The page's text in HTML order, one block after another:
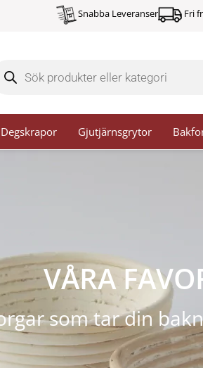
Snabba Leveranser Fri
Degskrapor Gjutjärnsgrytor
VÅRA
som tar din